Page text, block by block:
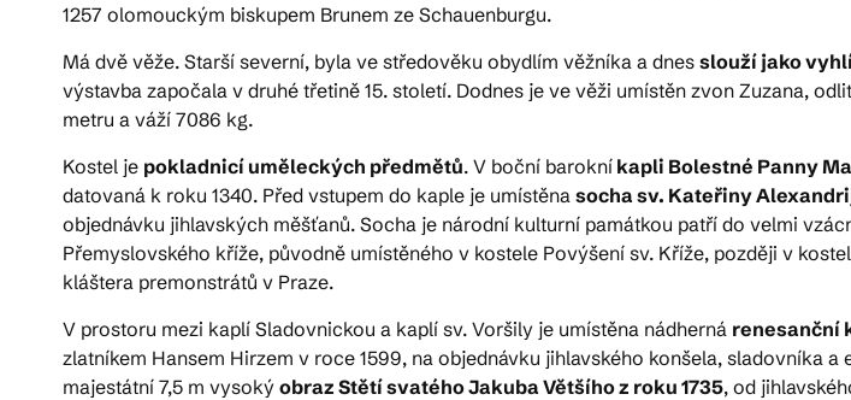
1257 olomouckým biskupem Brunem ze Schauenburgu.
Má dvě věže. Starší severní, byla ve středověku obydlím věžníka a dnes slouží jako
výstavba započala v druhé třetině 15. století. Dodnes je ve věži umístěn zvon Zuzana,
metru a váží 7086 kg.
Kostel je pokladnicí uměleckých předmětů. V boční barokní kapli Bolestné Panny
datovaná k roku 1340. Před vstupem do kaple je umístěna socha sv. Kateřiny
objednávku jihlavských měšťanů. Socha je národní kulturní památkou patří do velmi
Přemyslovského kříže, původně umístěného v kostele Povýšení sv. Kříže, později v
kláštera premonstrátů v Praze.
V prostoru mezi kaplí Sladovnickou a kaplí sv. Voršily je umístěna nádherná renesanční
zlatníkem Hansem Hirzem v roce 1599, na objednávku jihlavského konšela, sladovníka
majestátní 7,5 m vysoký obraz Stětí svatého Jakuba Většího z roku 1735, od